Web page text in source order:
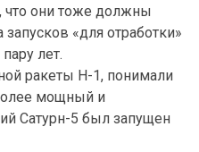
что они тоже должны
«для отработки»
лет.
ракеты H-1, понимали
мощный и
Сатурн-5 был запущен